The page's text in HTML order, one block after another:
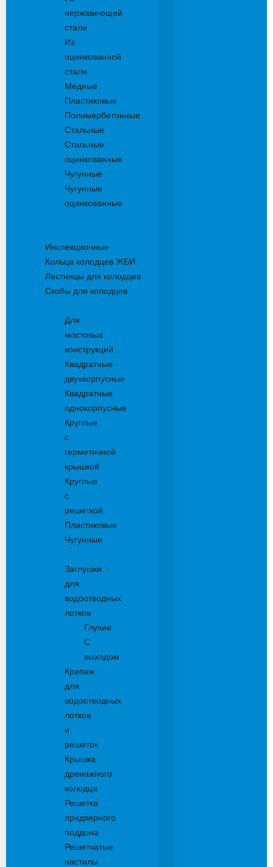
нержавеющей
стали
Из
оцинкованной
стали
Медные
Пластиковые
Полимербетонные
Стальные
Стальные
оцинкованные
Чугунные
Чугунные
оцинкованные
Инспекционные
Кольца колодцев ЖБИ
Лестницы для колодцев
Скобы для колодцев
Для
мостовых
конструкций
Квадратные
двухкорпусные
Квадратные
однокорпусные
Круглые
с
герметичной
крышкой
Круглые
с
решеткой
Пластиковые
Чугунные
Заглушки
для
водоотводных
лотков
Глухие
С
выходом
Крепеж
для
водоотводных
лотков
и
решеток
Крышка
дренажного
колодца
Решетка
придверного
поддона
Решетчатые
настилы